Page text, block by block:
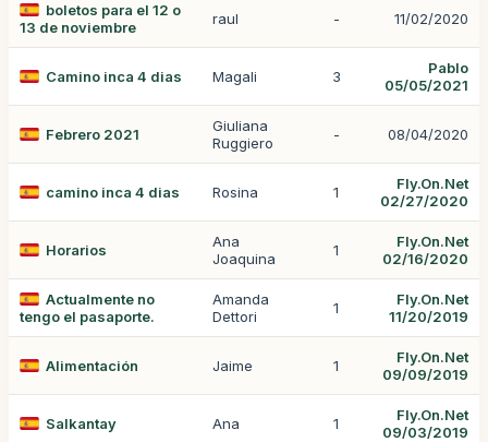
boletos para el 12 o
13 de noviembre
raul - 11/02/2020
Camino inca 4 dias Magali 3
Pablo
05/05/2021
Febrero 2021
Giuliana
Ruggiero
- 08/04/2020
camino inca 4 dias Rosina 1
Fly.On.Net
02/27/2020
Horarios
Ana
Joaquina
1
Fly.On.Net
02/16/2020
Actualmente no
tengo el pasaporte.
Amanda
Dettori
1
Fly.On.Net
11/20/2019
Alimentación Jaime 1
Fly.On.Net
09/09/2019
Salkantay Ana 1
Fly.On.Net
09/03/2019